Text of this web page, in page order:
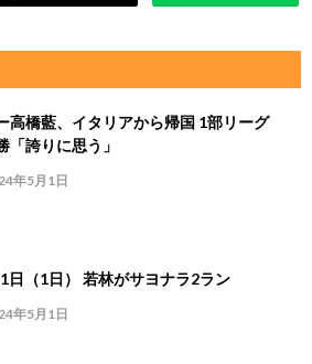
高橋藍、イタリアから帰国 1部リーグ
「誇りに思う」
年5月1日
日（1日） 若林がサヨナラ2ラン
年5月1日